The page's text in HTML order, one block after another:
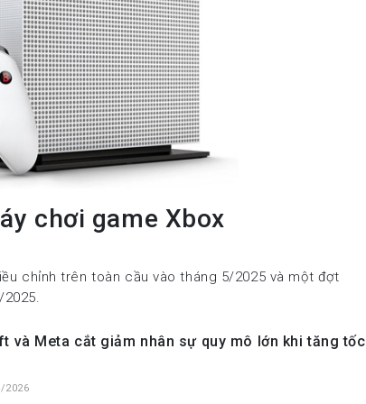
chơi game Xbox
chỉnh trên toàn cầu vào tháng 5/2025 và một đợt
và Meta cắt giảm nhân sự quy mô lớn khi tăng tốc
2026